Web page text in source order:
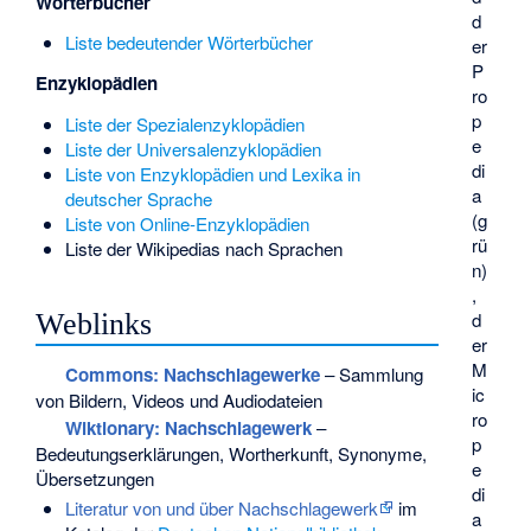
d
er
P
ro
p
e
di
a
(g
rü
n)
,
d
er
M
ic
ro
p
e
di
a
Liste bedeutender Wörterbücher
Enzyklopädien
Liste der Spezialenzyklopädien
Liste der Universalenzyklopädien
Liste von Enzyklopädien und Lexika in
deutscher Sprache
Liste von Online-Enzyklopädien
Liste der Wikipedias nach Sprachen
Weblinks
Commons: Nachschlagewerke– Sammlung
von Bildern, Videos und Audiodateien
Wiktionary: Nachschlagewerk–
Bedeutungserklärungen, Wortherkunft, Synonyme,
Übersetzungen
Literatur von und über Nachschlagewerk
im